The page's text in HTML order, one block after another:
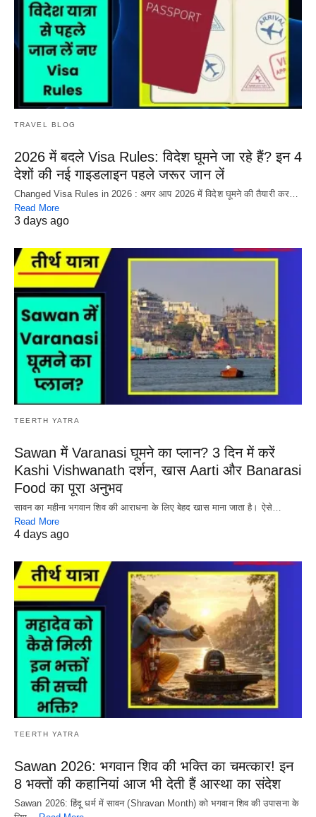
TRAVEL BLOG
2026 में बदले Visa Rules: विदेश घूमने जा रहे हैं? इन 4
देशों की नई गाइडलाइन पहले जरूर जान लें
Changed Visa Rules in 2026 : अगर आप 2026 में विदेश घूमने की तैयारी कर…
Read More
3 days ago
TEERTH YATRA
Sawan में Varanasi घूमने का प्लान? 3 दिन में करें
Kashi Vishwanath दर्शन, खास Aarti और Banarasi
Food का पूरा अनुभव
सावन का महीना भगवान शिव की आराधना के लिए बेहद खास माना जाता है। ऐसे…
Read More
4 days ago
TEERTH YATRA
Sawan 2026: भगवान शिव की भक्ति का चमत्कार! इन
8 भक्तों की कहानियां आज भी देती हैं आस्था का संदेश
Sawan 2026: हिंदू धर्म में सावन (Shravan Month) को भगवान शिव की उपासना के